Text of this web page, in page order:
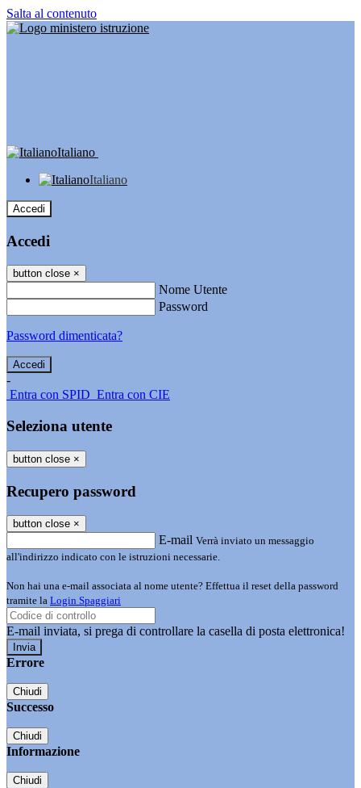
Salta al contenuto
Italiano
Italiano
Accedi
Accedi
button close ×
Nome Utente
Password
Password dimenticata?
-
Entra con SPID Entra con CIE
Seleziona utente
button close ×
Recupero password
button close ×
E-mail Verrà inviato un messaggio
all'indirizzo indicato con le istruzioni necessarie.
Non hai una e-mail associata al nome utente? Effettua il reset della password
tramite la Login Spaggiari
E-mail inviata, si prega di controllare la casella di posta elettronica!
Errore
Chiudi
Successo
Chiudi
Informazione
Chiudi